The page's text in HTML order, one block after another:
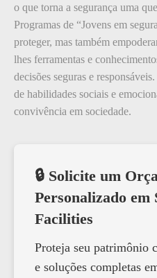
o que torna a segurança uma
Programas de “Jovens em
proteger, mas também
lhes ferramentas e
decisões seguras e
de habilidades sociais e
convivência em sociedade.
🔒 Solicite um
Personalizado em
Facilities
Proteja seu patrimônio
e soluções completas